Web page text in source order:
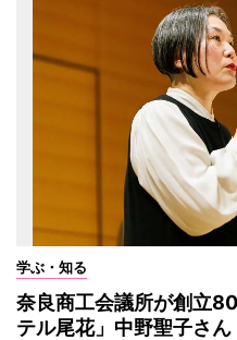
学ぶ・知る
奈良商工会議所が創立
テル尾花」中野聖子さん